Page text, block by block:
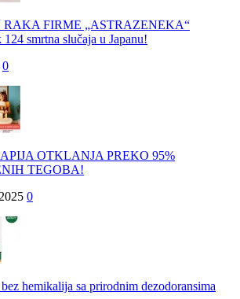
FIRME „ASTRAZENEKA“
124 smrtna slučaja u Japanu!
0
OTKLANJA PREKO 95%
TEGOBA!
0
hemikalija sa prirodnim dezodoransima